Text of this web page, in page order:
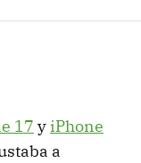
17 y iPhone
a